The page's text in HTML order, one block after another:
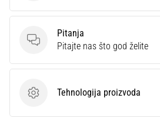
Pitanja
Pitanja
Pitajte nas što god želite
Tehnologija proizvoda
Tehnologija proizvoda